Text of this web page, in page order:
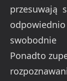
przesuwają
Ponadto